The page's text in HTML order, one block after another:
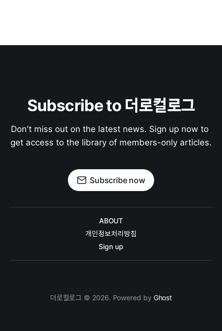
Subscribe to 더로컬로그
Don't miss out on the latest news. Sign up now to
get access to the library of members-only articles.
Subscribe now
ABOUT
개인정보처리방침
Sign up
더로컬로그 © 2026. Powered by Ghost